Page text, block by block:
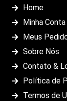
Home
Minha Conta
Meus
Sobre Nós
Contato &
Política de
Termos de